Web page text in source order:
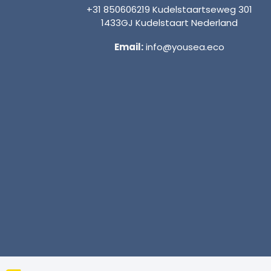
+31 850606219 Kudelstaartseweg 301
1433GJ Kudelstaart Nederland
Email:info@yousea.eco